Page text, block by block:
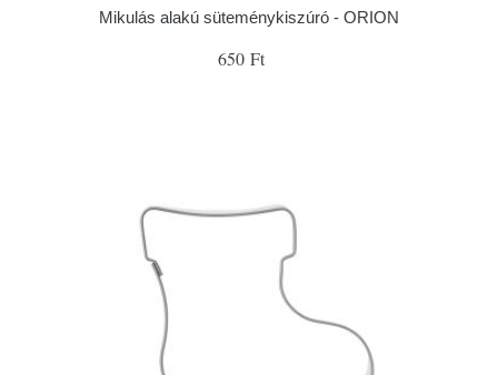
Mikulás alakú süteménykiszúró - ORION
650 Ft